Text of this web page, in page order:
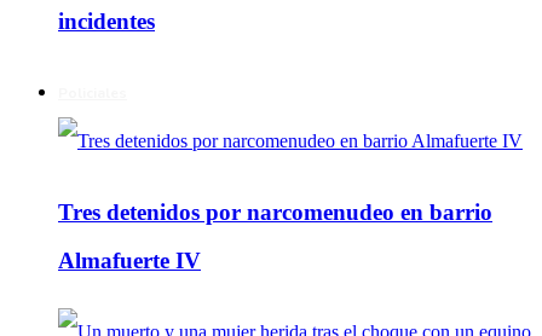
incidentes
Tres detenidos por narcomenudeo en barrio
Almafuerte IV